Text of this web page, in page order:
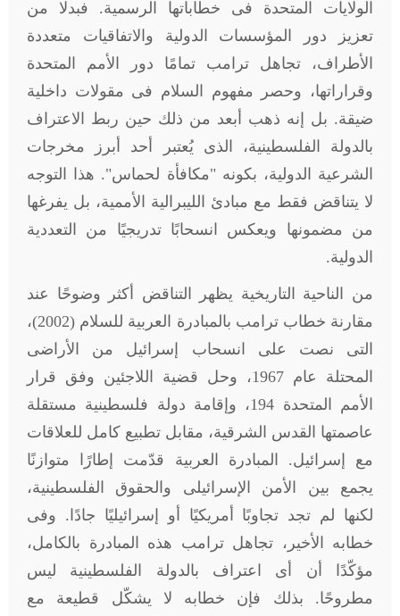
الولايات المتحدة فى خطاباتها الرسمية. فبدلا من
تعزيز دور المؤسسات الدولية والاتفاقيات متعددة
الأطراف، تجاهل ترامب تمامًا دور الأمم المتحدة
وقراراتها، وحصر مفهوم السلام فى مقولات داخلية
ضيقة. بل إنه ذهب أبعد من ذلك حين ربط الاعتراف
بالدولة الفلسطينية، الذى يُعتبر أحد أبرز مخرجات
الشرعية الدولية، بكونه "مكافأة لحماس". هذا التوجه
لا يتناقض فقط مع مبادئ الليبرالية الأممية، بل يفرغها
من مضمونها ويعكس انسحابًا تدريجيًا من التعددية
الدولية.
من الناحية التاريخية يظهر التناقض أكثر وضوحًا عند
مقارنة خطاب ترامب بالمبادرة العربية للسلام (2002)،
التى نصت على انسحاب إسرائيل من الأراضى
المحتلة عام 1967، وحل قضية اللاجئين وفق قرار
الأمم المتحدة 194، وإقامة دولة فلسطينية مستقلة
عاصمتها القدس الشرقية، مقابل تطبيع كامل للعلاقات
مع إسرائيل. المبادرة العربية قدّمت إطارًا متوازنًا
يجمع بين الأمن الإسرائيلى والحقوق الفلسطينية،
لكنها لم تجد تجاوبًا أمريكيًا أو إسرائيليًا جادًا. وفى
خطابه الأخير، تجاهل ترامب هذه المبادرة بالكامل،
مؤكّدًا أن أى اعتراف بالدولة الفلسطينية ليس
مطروحًا. بذلك فإن خطابه لا يشكّل قطيعة مع